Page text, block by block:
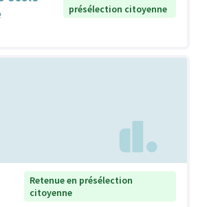
présélection citoyenne
Retenue en présélection
citoyenne